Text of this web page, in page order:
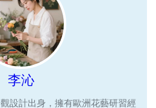
李沁
設計出身，擁有歐洲花藝研習經